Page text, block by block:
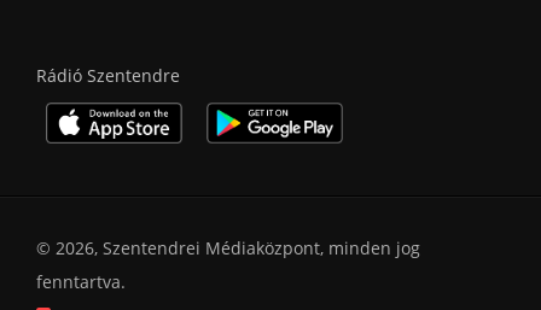
Rádió Szentendre
© 2026, Szentendrei Médiaközpont, minden jog
fenntartva.